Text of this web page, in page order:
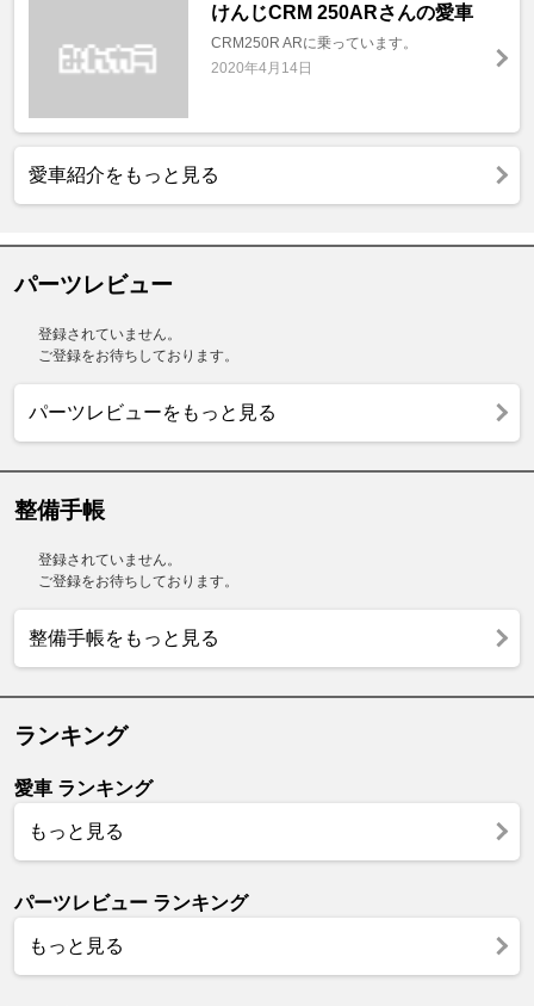
けんじCRM 250ARさんの愛車
CRM250R ARに乗っています。
2020年4月14日
愛車紹介をもっと見る
パーツレビュー
登録されていません。
ご登録をお待ちしております。
パーツレビューをもっと見る
整備手帳
登録されていません。
ご登録をお待ちしております。
整備手帳をもっと見る
ランキング
愛車 ランキング
もっと見る
パーツレビュー ランキング
もっと見る